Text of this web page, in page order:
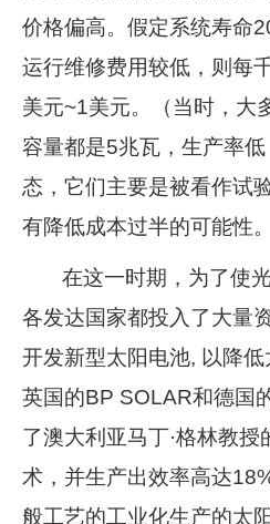
价格偏高。假定系统寿命
运行维修费用较低，则每
美元~1美元。（当时，大
容量都是5兆瓦，生产率
态，它们主要是被看作试
有降低成本过半的可能性。
在这一时期，为了使
各发达国家都投入了大量
开发新型太阳电池, 以降
英国的BP SOLAR和德国
了澳大利亚马丁·格林教
术，并生产出效率高达
般工艺的工业化生产的太